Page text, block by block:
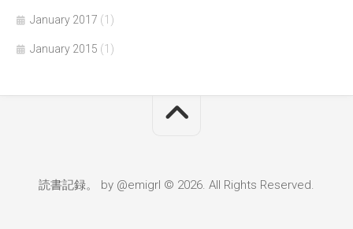
January 2017 (1)
January 2015 (1)
読書記録。 by @emigrl © 2026. All Rights Reserved.